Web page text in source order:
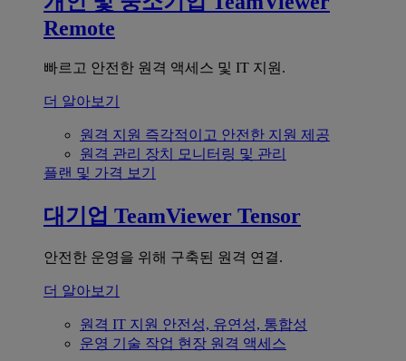
Remote
빠르고 안전한 원격 액세스 및 IT 지원.
더 알아보기
원격 지원 즉각적이고 안전한 지원 제공
원격 관리 장치 모니터링 및 관리
플랜 및 가격 보기
대기업 TeamViewer Tensor
안전한 운영을 위해 구축된 원격 연결.
더 알아보기
원격 IT 지원 안전성, 유연성, 통합성
운영 기술 작업 현장 원격 액세스